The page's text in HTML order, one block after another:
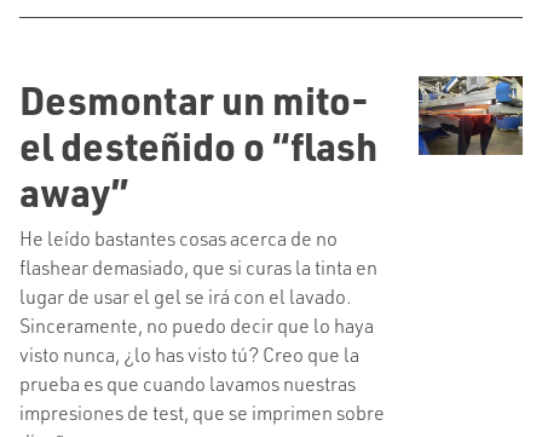
Desmontar un mito-
el desteñido o “flash
away”
He leído bastantes cosas acerca de no
flashear demasiado, que si curas la tinta en
lugar de usar el gel se irá con el lavado.
Sinceramente, no puedo decir que lo haya
visto nunca, ¿lo has visto tú? Creo que la
prueba es que cuando lavamos nuestras
impresiones de test, que se imprimen sobre